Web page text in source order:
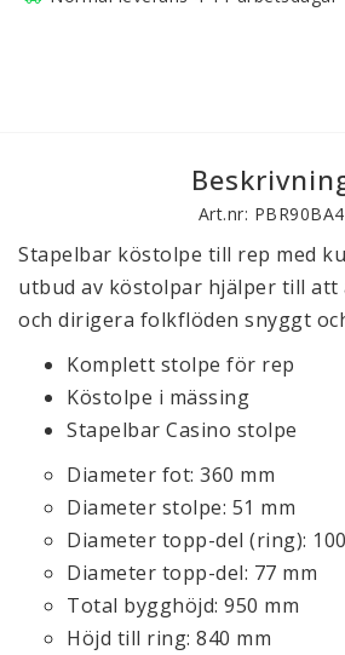
Art.nr: PBR90BA4
Stapelbar köstolpe till rep med
utbud av köstolpar hjälper till att
och dirigera folkflöden snyggt
Komplett stolpe för rep
Köstolpe i mässing
Stapelbar Casino stolpe
Diameter fot: 360 mm
Diameter stolpe: 51 mm
Diameter topp-del (ring):
Diameter topp-del: 77 mm
Total bygghöjd: 950 mm
Höjd till ring: 840 mm